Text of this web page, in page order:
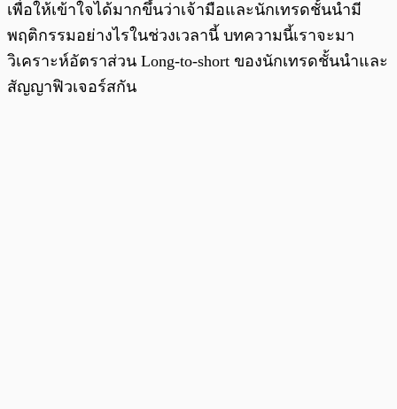
เพื่อให้เข้าใจได้มากขึ้นว่าเจ้ามือและนักเทรดชั้นนำมี
พฤติกรรมอย่างไรในช่วงเวลานี้ บทความนี้เราจะมา
วิเคราะห์อัตราส่วน Long-to-short ของนักเทรดชั้นนำและ
สัญญาฟิวเจอร์สกัน